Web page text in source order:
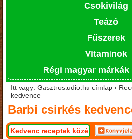
Csokivilág
Teázó
Fűszerek
Vitaminok
Régi magyar márkák
Itt vagy: Gasztrostudio.hu címlap ›
kedvence
Barbi csirkés
Kedvenc receptek közé